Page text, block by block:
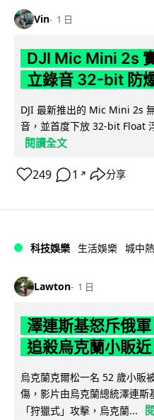
Vin 1 日
DJI Mic Mini 2s
立錄音 32-bit 防
DJI 最新推出的 Mic Mini 2s
音，並首度下放 32-bit Float
閱讀全文
249 1 ↗ 分享
科技娛樂 生活娛樂 城中
Lawton 1 日
澤連斯基怒斥俄
追殺烏克蘭小販
烏克蘭克爾松一名 52 歲小販
傷，影片由烏克蘭總統澤連
「狩獵式」攻擊，烏克蘭...